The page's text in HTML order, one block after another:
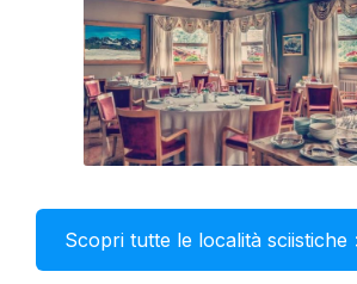
Scopri tutte le località sciistiche